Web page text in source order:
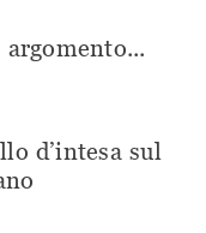
d’intesa sul